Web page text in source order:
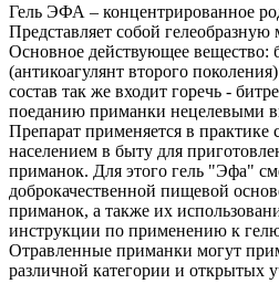
Гель ЭФА – концентрированное
Представляет собой гелеобразную
Основное действующее вещество:
(антикоагулянт второго
состав так же входит горечь -
поеданию приманки нецелевыми
Препарат применяется в практике
населением в быту для
приманок. Для этого гель "Эфа"
доброкачественной пищевой
приманок, а также их
инструкции по применению к
Отравленные приманки могут
различной категории и открытых